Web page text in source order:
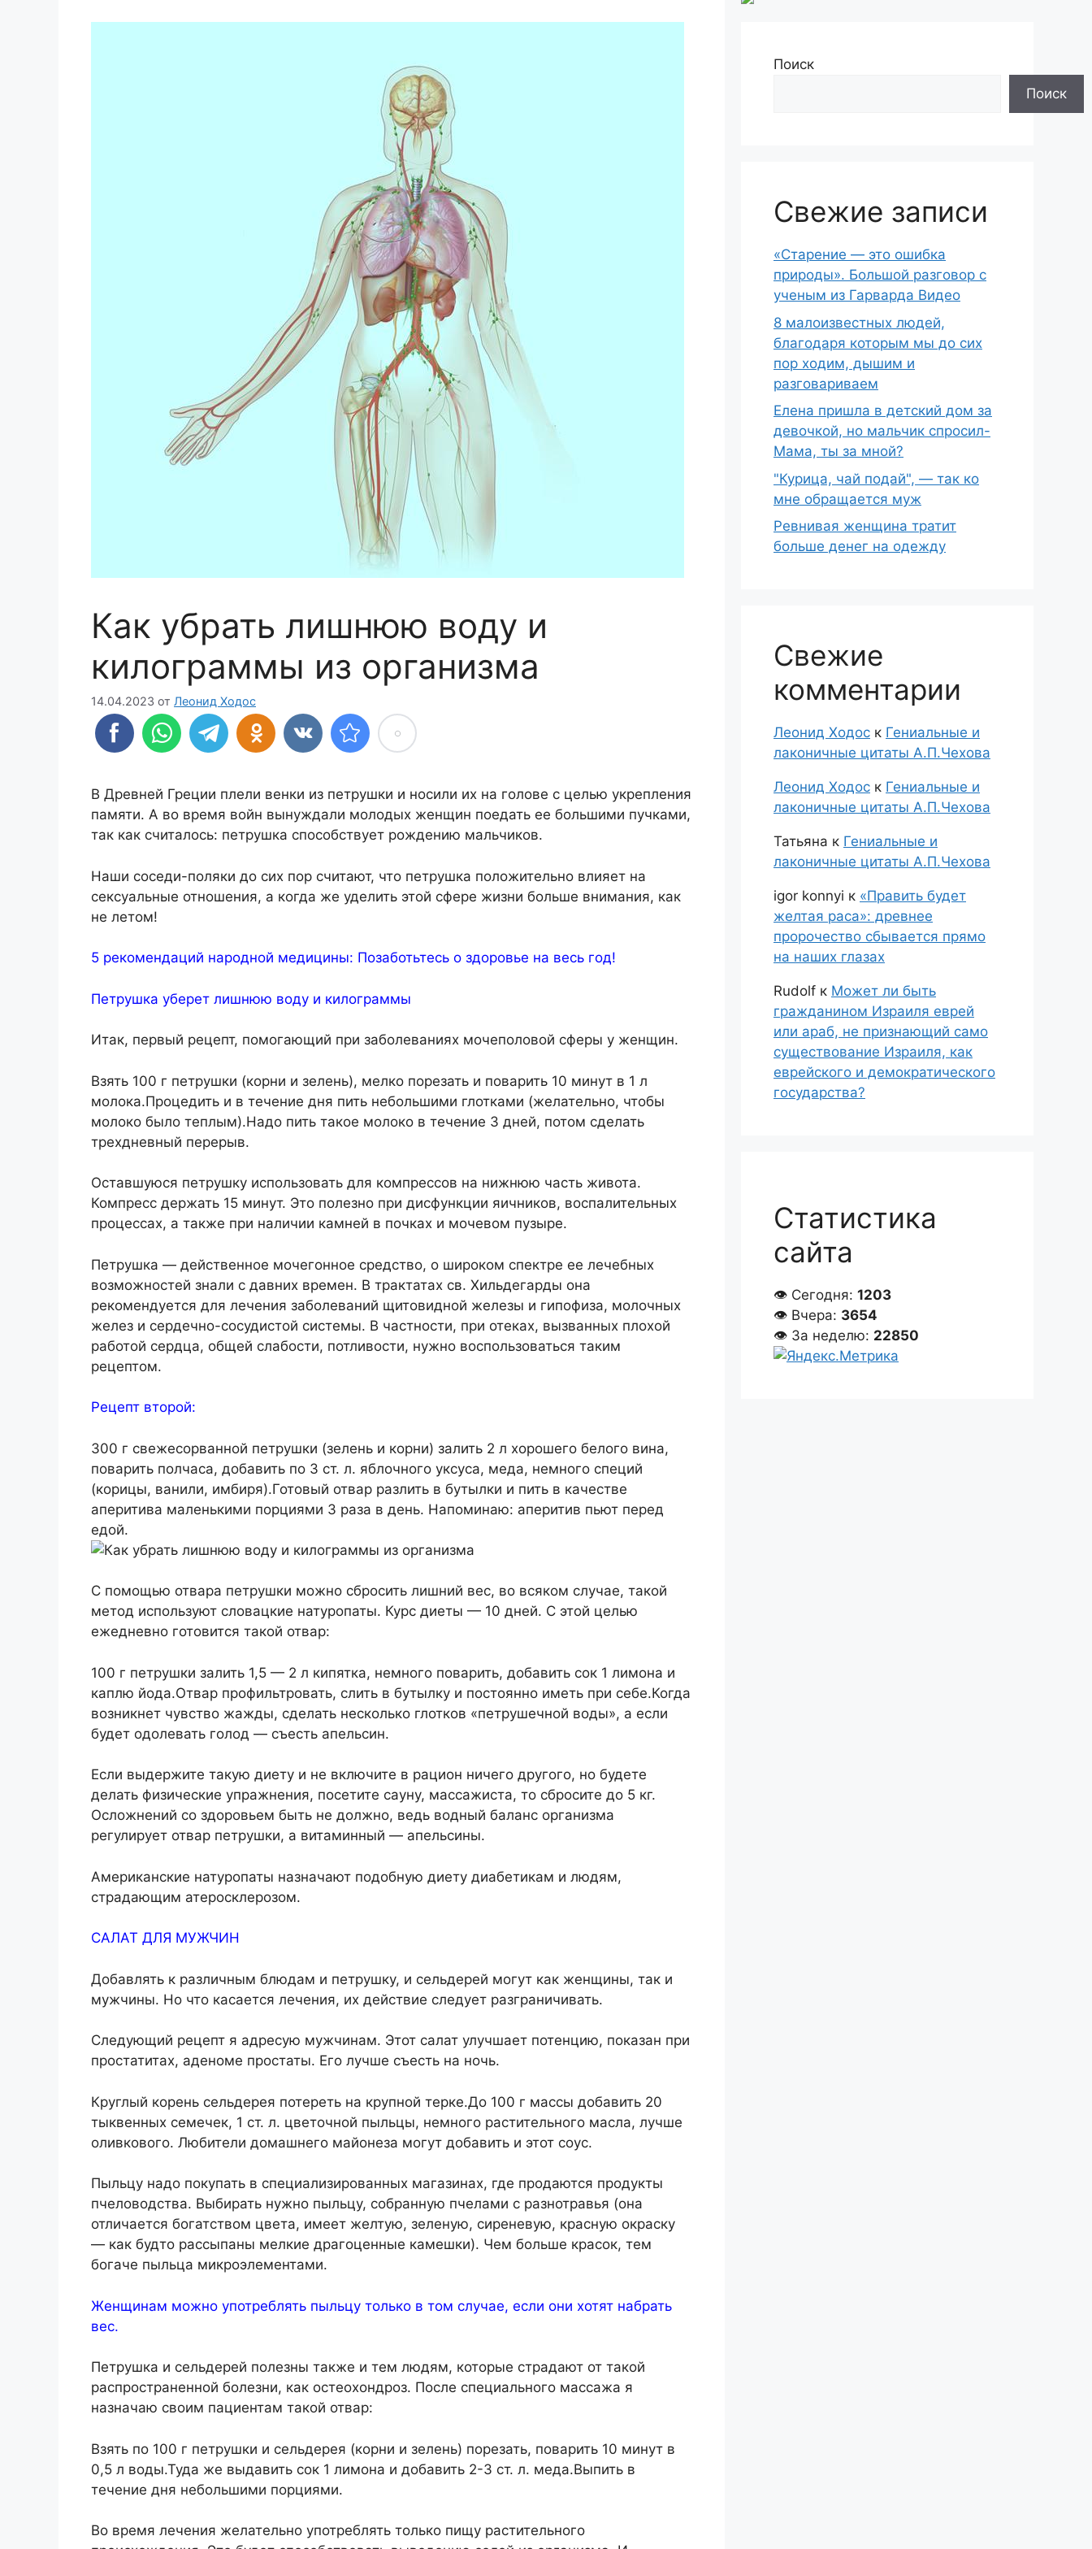
Как убрать лишнюю воду и
килограммы из организма
14.04.2023 от Леонид Ходос
В Древней Греции плели венки из петрушки и носили их на голове с целью укрепления
памяти. А во время войн вынуждали молодых женщин поедать ее большими пучками,
так как считалось: петрушка способствует рождению мальчиков.
Наши соседи-поляки до сих пор считают, что петрушка положительно влияет на
сексуальные отношения, а когда же уделить этой сфере жизни больше внимания, как
не летом!
5 рекомендаций народной медицины: Позаботьтесь о здоровье на весь год!
Петрушка уберет лишнюю воду и килограммы
Итак, первый рецепт, помогающий при заболеваниях мочеполовой сферы у женщин.
Взять 100 г петрушки (корни и зелень), мелко порезать и поварить 10 минут в 1 л
молока.Процедить и в течение дня пить небольшими глотками (желательно, чтобы
молоко было теплым).Надо пить такое молоко в течение 3 дней, потом сделать
трехдневный перерыв.
Оставшуюся петрушку использовать для компрессов на нижнюю часть живота.
Компресс держать 15 минут. Это полезно при дисфункции яичников, воспалительных
процессах, а также при наличии камней в почках и мочевом пузыре.
Петрушка — действенное мочегонное средство, о широком спектре ее лечебных
возможностей знали с давних времен. В трактатах св. Хильдегарды она
рекомендуется для лечения заболеваний щитовидной железы и гипофиза, молочных
желез и сердечно-сосудистой системы. В частности, при отеках, вызванных плохой
работой сердца, общей слабости, потливости, нужно воспользоваться таким
рецептом.
Рецепт второй:
300 г свежесорванной петрушки (зелень и корни) залить 2 л хорошего белого вина,
поварить полчаса, добавить по 3 ст. л. яблочного уксуса, меда, немного специй
(корицы, ванили, имбиря).Готовый отвар разлить в бутылки и пить в качестве
аперитива маленькими порциями 3 раза в день. Напоминаю: аперитив пьют перед
едой.
С помощью отвара петрушки можно сбросить лишний вес, во всяком случае, такой
метод используют словацкие натуропаты. Курс диеты — 10 дней. С этой целью
ежедневно готовится такой отвар:
100 г петрушки залить 1,5 — 2 л кипятка, немного поварить, добавить сок 1 лимона и
каплю йода.Отвар профильтровать, слить в бутылку и постоянно иметь при себе.Когда
возникнет чувство жажды, сделать несколько глотков «петрушечной воды», а если
будет одолевать голод — съесть апельсин.
Если выдержите такую диету и не включите в рацион ничего другого, но будете
делать физические упражнения, посетите сауну, массажиста, то сбросите до 5 кг.
Осложнений со здоровьем быть не должно, ведь водный баланс организма
регулирует отвар петрушки, а витаминный — апельсины.
Американские натуропаты назначают подобную диету диабетикам и людям,
страдающим атеросклерозом.
САЛАТ ДЛЯ МУЖЧИН
Добавлять к различным блюдам и петрушку, и сельдерей могут как женщины, так и
мужчины. Но что касается лечения, их действие следует разграничивать.
Следующий рецепт я адресую мужчинам. Этот салат улучшает потенцию, показан при
простатитах, аденоме простаты. Его лучше съесть на ночь.
Круглый корень сельдерея потереть на крупной терке.До 100 г массы добавить 20
тыквенных семечек, 1 ст. л. цветочной пыльцы, немного растительного масла, лучше
оливкового. Любители домашнего майонеза могут добавить и этот соус.
Пыльцу надо покупать в специализированных магазинах, где продаются продукты
пчеловодства. Выбирать нужно пыльцу, собранную пчелами с разнотравья (она
отличается богатством цвета, имеет желтую, зеленую, сиреневую, красную окраску
— как будто рассыпаны мелкие драгоценные камешки). Чем больше красок, тем
богаче пыльца микроэлементами.
Женщинам можно употреблять пыльцу только в том случае, если они хотят набрать
вес.
Петрушка и сельдерей полезны также и тем людям, которые страдают от такой
распространенной болезни, как остеохондроз. После специального массажа я
назначаю своим пациентам такой отвар:
Взять по 100 г петрушки и сельдерея (корни и зелень) порезать, поварить 10 минут в
0,5 л воды.Туда же выдавить сок 1 лимона и добавить 2-3 ст. л. меда.Выпить в
течение дня небольшими порциями.
Во время лечения желательно употреблять только пищу растительного
Поиск
Поиск
Свежие записи
«Старение — это ошибка
природы». Большой разговор с
ученым из Гарварда Видео
8 малоизвестных людей,
благодаря которым мы до сих
пор ходим, дышим и
разговариваем
Елена пришла в детский дом за
девочкой, но мальчик спросил-
Мама, ты за мной?
"Курица, чай подай", — так ко
мне обращается муж
Ревнивая женщина тратит
больше денег на одежду
Свежие
комментарии
Леонид Ходос к Гениальные и
лаконичные цитаты А.П.Чехова
Леонид Ходос к Гениальные и
лаконичные цитаты А.П.Чехова
Татьяна к Гениальные и
лаконичные цитаты А.П.Чехова
igor konnyi к «Править будет
желтая раса»: древнее
пророчество сбывается прямо
на наших глазах
Rudolf к Может ли быть
гражданином Израиля еврей
или араб, не признающий само
существование Израиля, как
еврейского и демократического
государства?
Статистика
сайта
👁 Сегодня: 1203
👁 Вчера: 3654
👁 За неделю: 22850